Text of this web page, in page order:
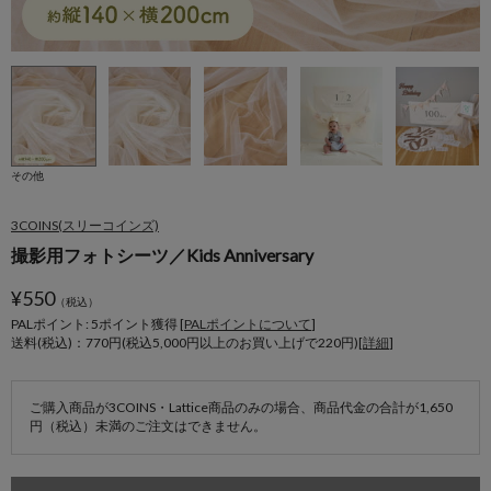
その他
3COINS(スリーコインズ)
撮影用フォトシーツ／Kids Anniversary
¥550（税込）
PALポイント: 5ポイント獲得 [PALポイントについて]
送料(税込)：770円(税込5,000円以上のお買い上げで220円)[詳細]
ご購入商品が3COINS・Lattice商品のみの場合、商品代金の合計が1,650
円（税込）未満のご注文はできません。